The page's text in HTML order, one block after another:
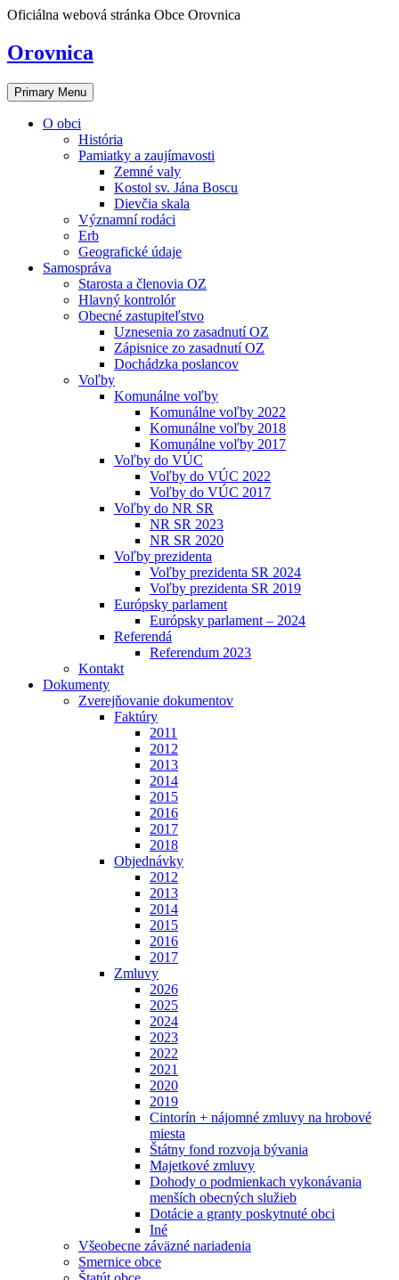
Skip
content
Oficiálna webová stránka Obce Orovnica
Orovnica
Primary Menu
O obci
História
Pamiatky a zaujímavosti
Zemné valy
Kostol sv. Jána Boscu
Dievčia skala
Významní rodáci
Erb
Geografické údaje
Samospráva
Starosta a členovia OZ
Hlavný kontrolór
Obecné zastupiteľstvo
Uznesenia zo zasadnutí OZ
Zápisnice zo zasadnutí OZ
Dochádzka poslancov
Voľby
Komunálne voľby
Komunálne voľby 2022
Komunálne voľby 2018
Komunálne voľby 2017
Voľby do VÚC
Voľby do VÚC 2022
Voľby do VÚC 2017
Voľby do NR SR
NR SR 2023
NR SR 2020
Voľby prezidenta
Voľby prezidenta SR 2024
Voľby prezidenta SR 2019
Európsky parlament
Európsky parlament – 2024
Referendá
Referendum 2023
Kontakt
Dokumenty
Zverejňovanie dokumentov
Faktúry
2011
2012
2013
2014
2015
2016
2017
2018
Objednávky
2012
2013
2014
2015
2016
2017
Zmluvy
2026
2025
2024
2023
2022
2021
2020
2019
Cintorín + nájomné zmluvy na hrobové
miesta
Štátny fond rozvoja bývania
Majetkové zmluvy
Dohody o podmienkach vykonávania
menších obecných služieb
Dotácie a granty poskytnuté obci
Iné
Všeobecne záväzné nariadenia
Smernice obce